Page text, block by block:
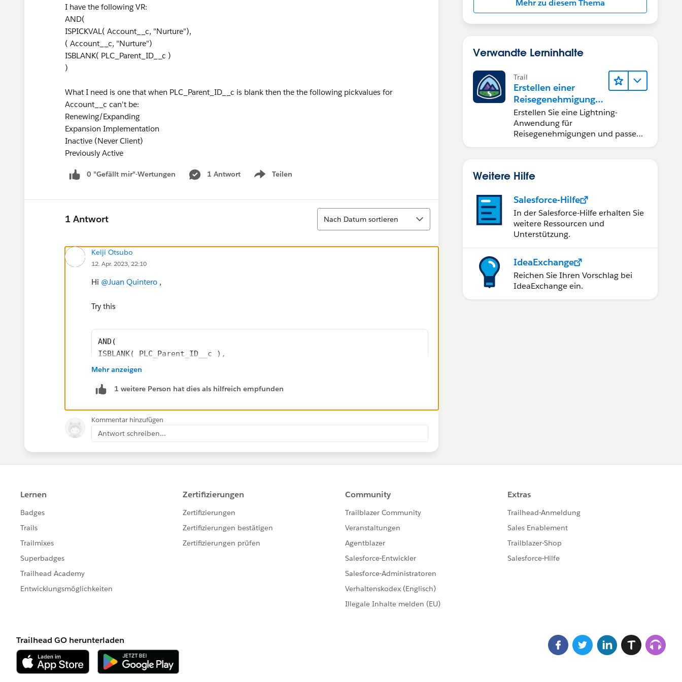
I have the following VR:
AND(
ISPICKVAL( Account__c, "Nurture"),
( Account__c, "Nurture")
ISBLANK( PLC_Parent_ID__c )
)
What I need is one that when PLC_Parent_ID__c is blank then the the following pickvalues for
Account__c can't be:
Renewing/Expanding
Expansion Implementation
Inactive (Never Client)
Previously Active
0 "Gefällt mir"-Wertungen 1 Antwort Teilen
Show menu
1 Antwort
Sortieren
Nach Datum sortieren
Keiji Otsubo
12. Apr. 2023, 22:10
Hi @Juan Quintero ,
Try this
AND(
ISBLANK( PLC_Parent_ID__c ),
OR(
ISPICKVAL( Account__c, "Expansion Implementation"),
)
)
Mehr anzeigen
1 weitere Person hat dies als hilfreich empfunden
Kommentar hinzufügen
Antwort schreiben...
Mehr zu diesem Thema
Verwandte Lerninhalte
Trail
Erstellen einer
Reisegenehmigungsa
nwendung namens
"Travel Approval"
Erstellen Sie eine Lightning-
Anwendung für
Reisegenehmigungen und passen
Weitere Hilfe
Salesforce-Hilfe
In der Salesforce-Hilfe erhalten Sie
weitere Ressourcen und
Unterstützung.
IdeaExchange
Reichen Sie Ihren Vorschlag bei
IdeaExchange ein.